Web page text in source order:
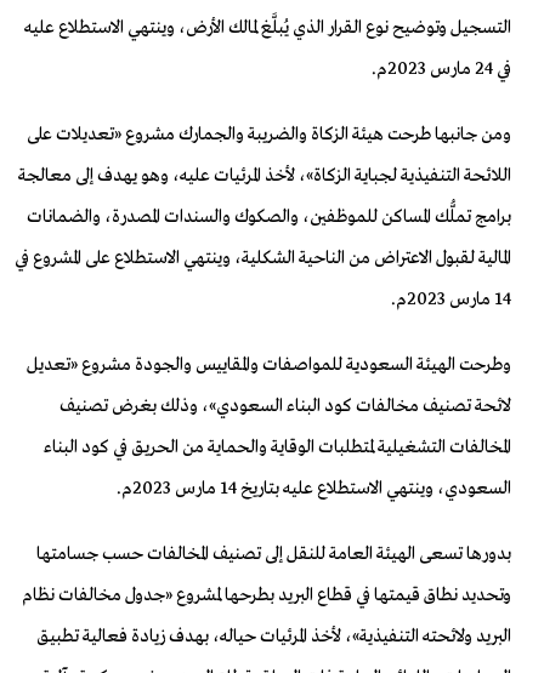
التسجيل وتوضيح نوع القرار الذي يُبلَّغ لمالك الأرض، وينتهي الاستطلاع عليه
في 24 مارس 2023م.
ومن جانبها طرحت هيئة الزكاة والضريبة والجمارك مشروع «تعديلات على
اللائحة التنفيذية لجباية الزكاة»، لأخذ المرئيات عليه، وهو يهدف إلى معالجة
برامج تملُّك المساكن للموظفين، والصكوك والسندات المصدرة، والضمانات
المالية لقبول الاعتراض من الناحية الشكلية، وينتهي الاستطلاع على المشروع في
14 مارس 2023م.
وطرحت الهيئة السعودية للمواصفات والمقاييس والجودة مشروع «تعديل
لائحة تصنيف مخالفات كود البناء السعودي»، وذلك بغرض تصنيف
المخالفات التشغيلية لمتطلبات الوقاية والحماية من الحريق في كود البناء
السعودي، وينتهي الاستطلاع عليه بتاريخ 14 مارس 2023م.
بدورها تسعى الهيئة العامة للنقل إلى تصنيف المخالفات حسب جسامتها
وتحديد نطاق قيمتها في قطاع البريد بطرحها لمشروع «جدول مخالفات نظام
البريد ولائحته التنفيذية»، لأخذ المرئيات حياله، بهدف زيادة فعالية تطبيق